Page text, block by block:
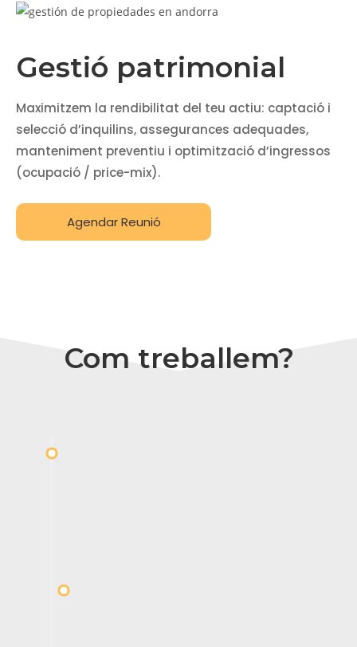
Gestió patrimonial
Maximitzem la rendibilitat del teu actiu: captació i
selecció d’inquilins, assegurances adequades,
manteniment preventiu i optimització d’ingressos
(ocupació / price-mix).
Agendar Reunió
Com treballem?
Pla d'acció